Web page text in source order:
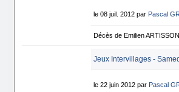
le 08 juil. 2012 par Pascal
Décès de Emilien
Jeux Intervillages -
le 22 juin 2012 par Pascal